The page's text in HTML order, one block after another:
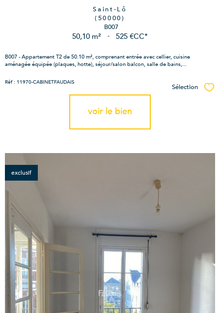
Saint-Lô
(50000)
B007
50,10 m² - 525 €CC*
B007 - Appartement T2 de 50.10 m², comprenant entrée avec cellier, cuisine
aménagée équipée (plaques, hotte), séjour/salon balcon, salle de bains,...
Réf : 11970-CABINETFAUDAIS
Sélection
voir le bien
exclusif